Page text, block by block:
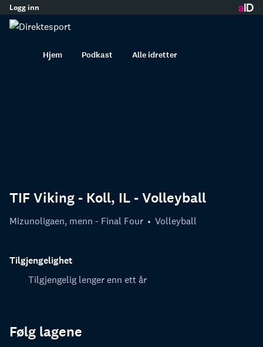
innhold
Logg inn
Hjem Podkast Alle idretter
TIF Viking - Koll, IL - Volleyball
Mizunoligaen, menn - Final Four Volleyball
Tilgjengelighet
Tilgjengelig lenger enn ett år
Følg lagene